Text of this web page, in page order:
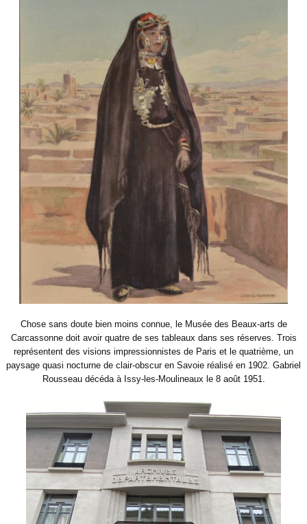
Chose sans doute bien moins connue, le Musée des Beaux-arts de
Carcassonne doit avoir quatre de ses tableaux dans ses réserves. Trois
représentent des visions impressionnistes de Paris et le quatrième, un
paysage quasi nocturne de clair-obscur en Savoie réalisé en 1902. Gabriel
Rousseau décéda à Issy-les-Moulineaux le 8 août 1951.